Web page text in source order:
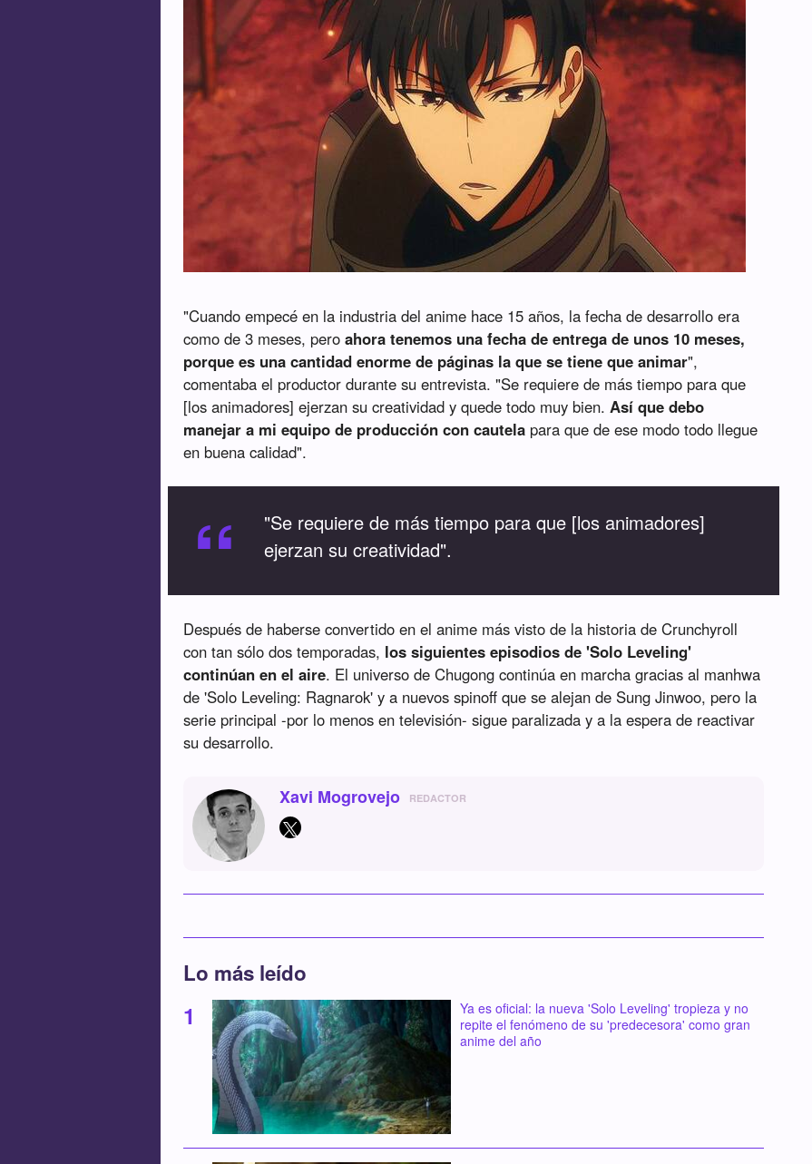
"Cuando empecé en la industria del anime hace 15 años, la fecha de desarrollo era
como de 3 meses, peroahora tenemos una fecha de entrega de unos 10 meses,
porque es una cantidad enorme de páginas la que se tiene que animar",
comentaba el productor durante su entrevista. "Se requiere de más tiempo para que
[los animadores] ejerzan su creatividad y quede todo muy bien. Así que debo
manejar a mi equipo de producción con cautela para que de ese modo todo llegue
en buena calidad".
“
"Se requiere de más tiempo para que [los animadores]
ejerzan su creatividad".
Después de haberse convertido en el anime más visto de la historia de Crunchyroll
con tan sólo dos temporadas, los siguientes episodios de 'Solo Leveling'
continúan en el aire. El universo de Chugong continúa en marcha gracias al manhwa
de 'Solo Leveling: Ragnarok' y a nuevos spinoff que se alejan de Sung Jinwoo, pero la
serie principal -por lo menos en televisión- sigue paralizada y a la espera de reactivar
su desarrollo.
Xavi Mogrovejo REDACTOR
Lo más leído
Ya es oficial: la nueva 'Solo Leveling' tropieza y no
repite el fenómeno de su 'predecesora' como gran
anime del año